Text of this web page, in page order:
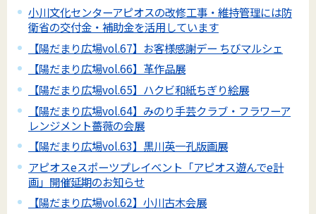
小川文化センターアピオスの改修工事・維持管理には防
衛省の交付金・補助金を活用しています
【陽だまり広場vol.67】お客様感謝デー ちびマルシェ
【陽だまり広場vol.66】革作品展
【陽だまり広場vol.65】ハクビ和紙ちぎり絵展
【陽だまり広場vol.64】みのり手芸クラブ・フラワーア
レンジメント薔薇の会展
【陽だまり広場vol.63】黒川英一孔版画展
アピオスeスポーツプレイベント「アピオス遊んでe計
画」開催延期のお知らせ
【陽だまり広場vol.62】小川古木会展